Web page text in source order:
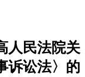
人民法院关
诉讼法〉的